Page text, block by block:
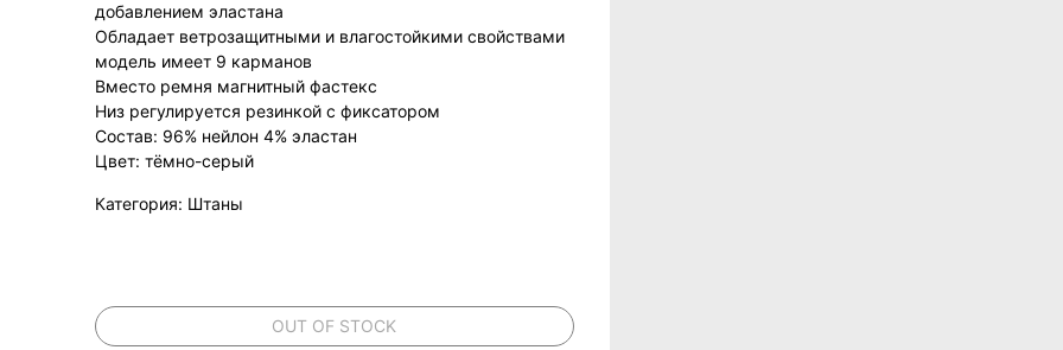
OUT OF STOCK
добавлением эластана
Обладает ветрозащитными и влагостойкими свойствами
модель имеет 9 карманов
Вместо ремня магнитный фастекс
Низ регулируется резинкой с фиксатором
Состав: 96% нейлон 4% эластан
Цвет: тёмно-серый
Категория: Штаны